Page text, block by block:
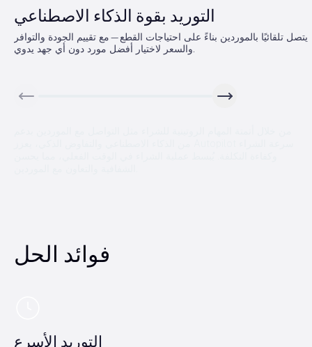
التوريد بقوة الذكاء الاصطناعي
يتصل تلقائيًا بالموردين بناءً على احتياجات القطع—مع تقييم الجودة والتوافر
والسعر لاختيار أفضل مورد دون أي جهد يدوي.
فوائد الحل
التوريد الأسرع